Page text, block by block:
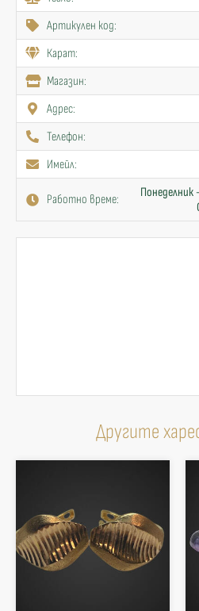
Артикулен код:
Карат:
Mагазин:
Адрес:
Телефон:
Имейл:
Работно време:
Понеделник
Другите